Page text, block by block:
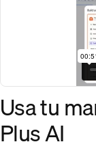
Usa tu
Plus AI